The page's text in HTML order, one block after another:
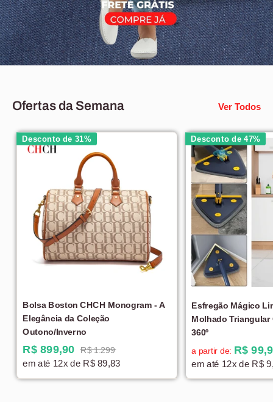
Ofertas da Semana Ver Todos
Desconto de 31%
Bolsa Boston CHCH Monogram - A
Elegância da Coleção
Outono/Inverno
R$ 899,90
R$ 1.299
em até 12x de R$ 89,83
Desconto de 47%
Esfregão Mágico
Molhado Triangular
360º
a partir de: R$
em até 12x de R$